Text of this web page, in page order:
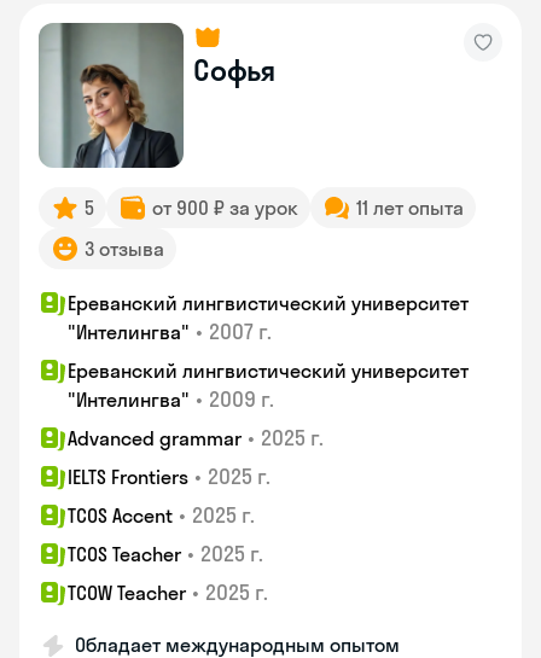
Софья
5 от 900 ₽ за урок
11 лет опыта
3 отзыва
Ереванский лингвистический университет
"Интелингва" • 2007 г.
Ереванский лингвистический университет
"Интелингва" • 2009 г.
Advanced grammar • 2025 г.
IELTS Frontiers • 2025 г.
TCOS Accent • 2025 г.
TCOS Teacher • 2025 г.
TCOW Teacher • 2025 г.
Обладает международным опытом